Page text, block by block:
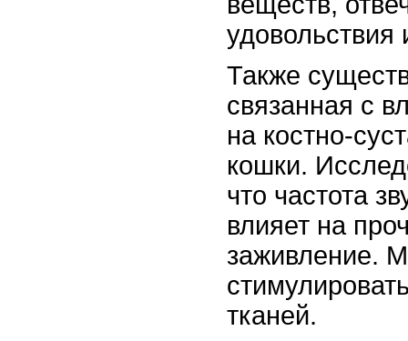
удовольствия
Также
связанная с
на костно-
кошки.
что частота
влияет на
заживление.
тканей.